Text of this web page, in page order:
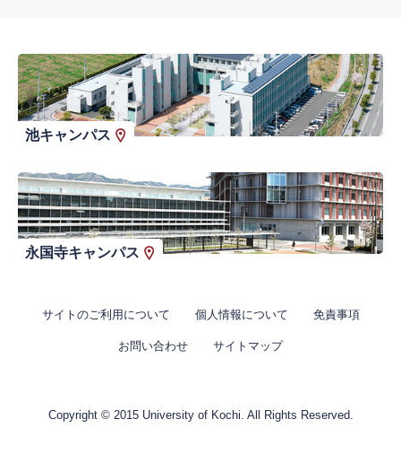
池キャンパス
永国寺キャンパス
サイトのご利用について 個人情報について 免責事項
お問い合わせ サイトマップ
Copyright © 2015 University of Kochi. All Rights Reserved.